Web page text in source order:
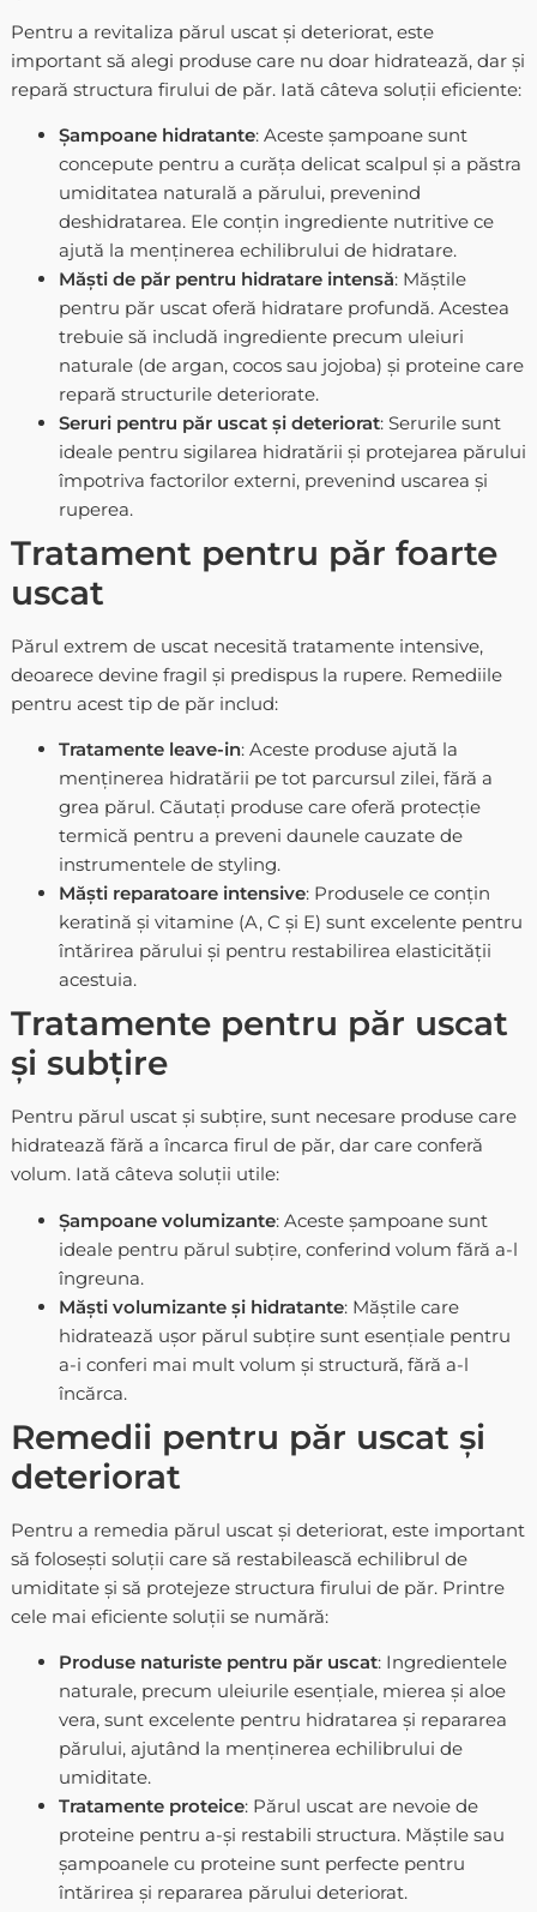
Pentru a revitaliza părul uscat și deteriorat, este
important să alegi produse care nu doar hidratează, dar și
repară structura firului de păr. Iată câteva soluții eficiente:
Șampoane hidratante: Aceste șampoane sunt
concepute pentru a curăța delicat scalpul și a păstra
umiditatea naturală a părului, prevenind
deshidratarea. Ele conțin ingrediente nutritive ce
ajută la menținerea echilibrului de hidratare.
Măști de păr pentru hidratare intensă: Măștile
pentru păr uscat oferă hidratare profundă. Acestea
trebuie să includă ingrediente precum uleiuri
naturale (de argan, cocos sau jojoba) și proteine care
repară structurile deteriorate.
Seruri pentru păr uscat și deteriorat: Serurile sunt
ideale pentru sigilarea hidratării și protejarea părului
împotriva factorilor externi, prevenind uscarea și
ruperea.
Tratament pentru păr foarte
uscat
Părul extrem de uscat necesită tratamente intensive,
deoarece devine fragil și predispus la rupere. Remediile
pentru acest tip de păr includ:
Tratamente leave-in: Aceste produse ajută la
menținerea hidratării pe tot parcursul zilei, fără a
grea părul. Căutați produse care oferă protecție
termică pentru a preveni daunele cauzate de
instrumentele de styling.
Măști reparatoare intensive: Produsele ce conțin
keratină și vitamine (A, C și E) sunt excelente pentru
întărirea părului și pentru restabilirea elasticității
acestuia.
Tratamente pentru păr uscat
și subțire
Pentru părul uscat și subțire, sunt necesare produse care
hidratează fără a încarca firul de păr, dar care conferă
volum. Iată câteva soluții utile:
Șampoane volumizante: Aceste șampoane sunt
ideale pentru părul subțire, conferind volum fără a-l
îngreuna.
Măști volumizante și hidratante: Măștile care
hidratează ușor părul subțire sunt esențiale pentru
a-i conferi mai mult volum și structură, fără a-l
încărca.
Remedii pentru păr uscat și
deteriorat
Pentru a remedia părul uscat și deteriorat, este important
să folosești soluții care să restabilească echilibrul de
umiditate și să protejeze structura firului de păr. Printre
cele mai eficiente soluții se numără:
Produse naturiste pentru păr uscat: Ingredientele
naturale, precum uleiurile esențiale, mierea și aloe
vera, sunt excelente pentru hidratarea și repararea
părului, ajutând la menținerea echilibrului de
umiditate.
Tratamente proteice: Părul uscat are nevoie de
proteine pentru a-și restabili structura. Măștile sau
șampoanele cu proteine sunt perfecte pentru
întărirea și repararea părului deteriorat.